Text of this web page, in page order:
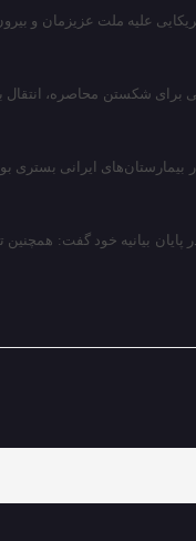
علیه ملت عزیزمان و
شکستن محاصره،
ایرانی
پایان بیانیه خود گفت: